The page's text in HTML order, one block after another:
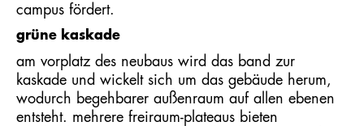
campus fördert.
grüne kaskade
am vorplatz des neubaus wird das band zur
kaskade und wickelt sich um das gebäude herum,
wodurch begehbarer außenraum auf allen ebenen
entsteht. mehrere freiraum-plateaus bieten